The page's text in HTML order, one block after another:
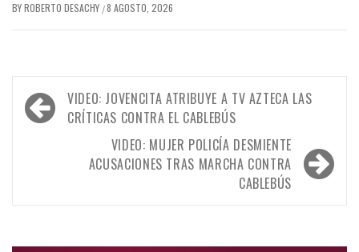
BYROBERTO DESACHY /8 AGOSTO, 2026
Navegación
de
entradas
VIDEO: JOVENCITA ATRIBUYE A TV AZTECA LAS
CRÍTICAS CONTRA EL CABLEBÚS
VIDEO: MUJER POLICÍA DESMIENTE
ACUSACIONES TRAS MARCHA CONTRA
CABLEBÚS